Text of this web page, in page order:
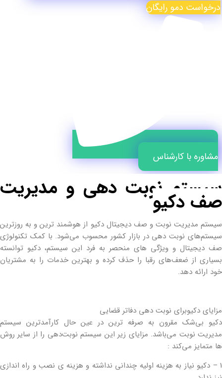
درخواست دمو رایگان
مشاوره با کارشناس
سیستم نوبت دهی و مدیریت
صف دکیو
سیستم مدیریت نوبت و صف دیجیتال دکیو از هوشمند ترین و به روزترین
سیستم‌های نوبت دهی در بازار کشور محسوب می‌شود. با کمک تکنولوژی
صف دیجیتال و ویژگی های منحصر به فرد این سیستم، دکیو توانسته
بسیاری از ضعف‌های رقبا را حذف کرده و بهترین خدمات را به مشتریان
خود ارائه دهد.
مزایای دکیوبرای نوبت دهی دفاتر قضایی
دکیو بی‌شک مقرون به صرفه ترین در عین حال کارآمدترین سیستم
مدیریت نوبت می‌باشد. مزایای زیر این سیستم نوبت‌دهی را از سایر روش
ها متمایز می‌کند :
1 – دکیو نیاز به هزینه اولیه چندانی نداشته و هزینه ی نصب و راه اندازی